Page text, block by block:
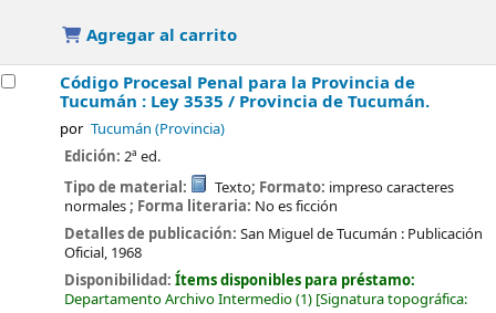
Agregar al carrito
Código Procesal Penal para la Provincia de
Tucumán : Ley 3535 / Provincia de Tucumán.
por Tucumán (Provincia)
Edición:2ª ed.
Tipo de material:
Texto; Formato: impreso caracteres
normales; Forma literaria: No es ficción
Detalles de publicación:San Miguel de Tucumán : Publicación
Oficial, 1968
Disponibilidad:Ítems disponibles para préstamo:
Departamento Archivo Intermedio(1) Signatura topográfica: